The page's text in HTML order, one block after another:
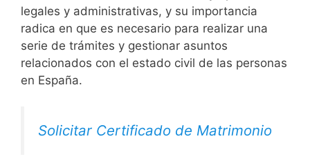
legales y administrativas, y su importancia
radica en que es necesario para realizar una
serie de trámites y gestionar asuntos
relacionados con el estado civil de las personas
en España.
Solicitar Certificado de Matrimonio